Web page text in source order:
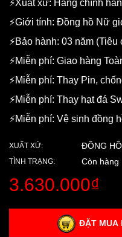
⚡️Xuất xứ: Hàng chính
⚡️Giới tính: Đồng hồ Nữ
⚡️Bảo hành: 03 năm (Tiêu
⚡️Miễn phí: Giao hàng
⚡️Miễn phí: Thay Pin,
⚡️Miễn phí: Thay hạt đá
⚡️Miễn phí: Vệ sinh đồng
XUẤT XỨ: ĐỒNG
TÌNH TRẠNG: Còn hàng
3.630.000₫
ĐẶT MUA